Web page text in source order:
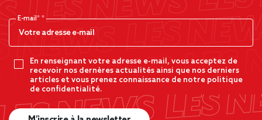
E-mail*
En renseignant votre adresse e-mail, vous acceptez de
recevoir nos dernères actualités ainsi que nos derniers
articles et vous prenez connaissance de notre politique
de confidentialité.